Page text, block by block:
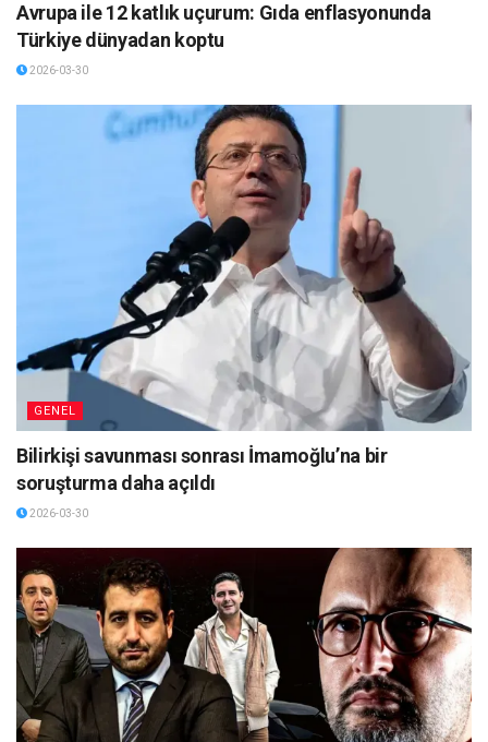
Avrupa ile 12 katlık uçurum: Gıda enflasyonunda
Türkiye dünyadan koptu
2026-03-30
GENEL
Bilirkişi savunması sonrası İmamoğlu’na bir
soruşturma daha açıldı
2026-03-30